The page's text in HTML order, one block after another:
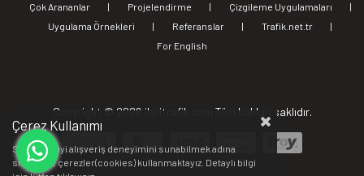
Çok Arananlar
| Projelendirme | Çizgileme Uygulamaları
|
Uygulama Örnekleri
| Referanslar | Trafik.net.tr
|
For English
Copyright © 2026 ileritrafik.com Tüm hakları saklıdır.
Çerez Kullanımı
Sizlere en iyi alışveriş deneyimini sunabilmek adına
sitemizde çerezler(cookies) kullanmaktayız. Detaylı bilgi